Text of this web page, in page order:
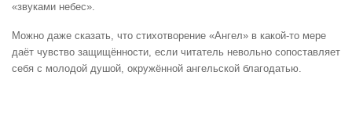
«звуками небес».
Можно даже сказать, что стихотворение «Ангел» в какой-то мере
даёт чувство защищённости, если читатель невольно сопоставляет
себя с молодой душой, окружённой ангельской благодатью.